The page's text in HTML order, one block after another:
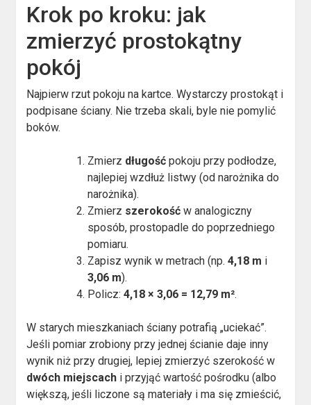
Krok po kroku: jak
zmierzyć prostokątny
pokój
Najpierw rzut pokoju na kartce. Wystarczy prostokąt i
podpisane ściany. Nie trzeba skali, byle nie pomylić
boków.
Zmierz długość pokoju przy podłodze,
najlepiej wzdłuż listwy (od narożnika do
narożnika).
Zmierz szerokość w analogiczny
sposób, prostopadle do poprzedniego
pomiaru.
Zapisz wynik w metrach (np.4,18 m i
3,06 m).
Policz:4,18 × 3,06 = 12,79 m².
W starych mieszkaniach ściany potrafią „uciekać”.
Jeśli pomiar zrobiony przy jednej ścianie daje inny
wynik niż przy drugiej, lepiej zmierzyć szerokość w
dwóch miejscach i przyjąć wartość pośrodku (albo
większą, jeśli liczone są materiały i ma się zmieścić,